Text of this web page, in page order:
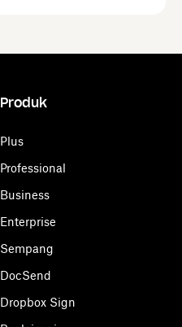
Produk
Plus
Professional
Business
Enterprise
Sempang
DocSend
Dropbox Sign